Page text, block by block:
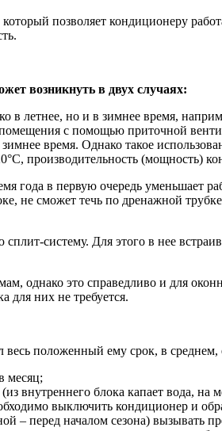
позволяет кондиционеру
возникнуть в двух случаях:
в летнее, но и в зимнее время,
с помощью приточной
время. Однако такое
производительность (мощность)
года в первую очередь уменьшает
не сможет течь по дренажной
систему. Для этого в нее
однако это справедливо и для
для них не требуется.
положенный ему срок, в
месяц;
внутреннего блока капает вода,
выключить кондиционер и
– перед началом сезона)